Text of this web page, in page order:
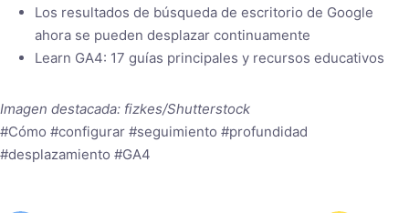
Los resultados de búsqueda de escritorio de Google
ahora se pueden desplazar continuamente
Learn GA4: 17 guías principales y recursos educativos
Imagen destacada: fizkes/Shutterstock
#Cómo #configurar #seguimiento #profundidad
#desplazamiento #GA4